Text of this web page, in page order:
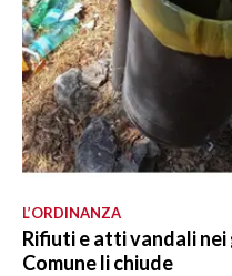
L’ORDINANZA
Rifiuti e atti vandali nei
Comune li chiude